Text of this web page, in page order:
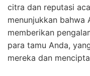
citra dan reputasi
menunjukkan bahwa
memberikan
para tamu Anda,
mereka dan